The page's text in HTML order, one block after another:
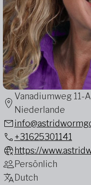
Vanadiumweg 11-
Niederlande
+31625301141
https://
Persönlich
Dutch